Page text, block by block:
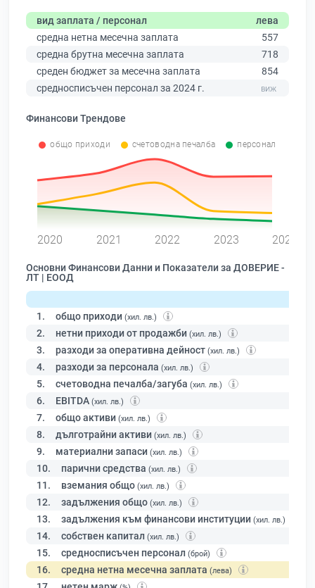
вид заплата / персонал
лева
средна нетна месечна заплата
557
средна брутна месечна заплата
718
среден бюджет за месечна заплата
854
средносписъчен персонал за 2024 г.
Финансови Трендове
общо приходи счетоводна печалба персонал
2020 2021 2022 2023 2024
Основни Финансови Данни и Показатели за ДОВЕРИЕ -
ЛТ | ЕООД
1. общо приходи (хил. лв.)
2. нетни приходи от продажби (хил. лв.)
3. разходи за оперативна дейност (хил. лв.)
4. разходи за персонала (хил. лв.)
5. счетоводна печалба/загуба (хил. лв.)
6. EBITDA (хил. лв.)
7. общо активи (хил. лв.)
8. дълготрайни активи (хил. лв.)
9. материални запаси (хил. лв.)
10. парични средства (хил. лв.)
11. вземания общо (хил. лв.)
12. задължения общо (хил. лв.)
13. задължения към финансови институции (хил. лв.)
14. собствен капитал (хил. лв.)
15. средносписъчен персонал (брой)
16. средна нетна месечна заплата (лева)